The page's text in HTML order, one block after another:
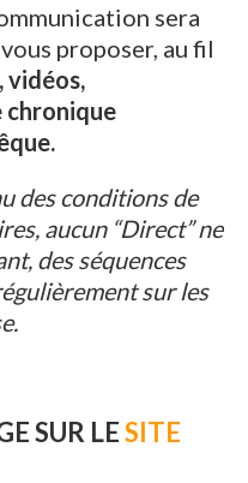
sera
proposer, au fil
vidéos,
chronique
des conditions de
aucun “Direct” ne
des séquences
sur les
SUR LESITE